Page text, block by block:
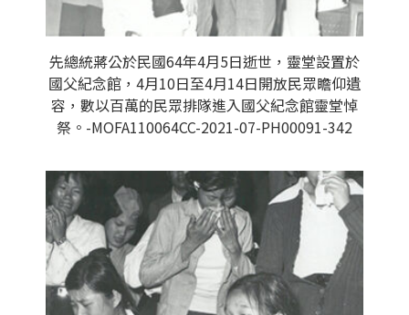
先總統蔣公於民國64年4月5日逝世，靈堂設置於
國父紀念館，4月10日至4月14日開放民眾瞻仰遺
容，數以百萬的民眾排隊進入國父紀念館靈堂悼
祭。-MOFA110064CC-2021-07-PH00091-342